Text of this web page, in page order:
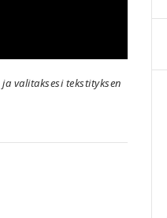
valitaksesi tekstityksen